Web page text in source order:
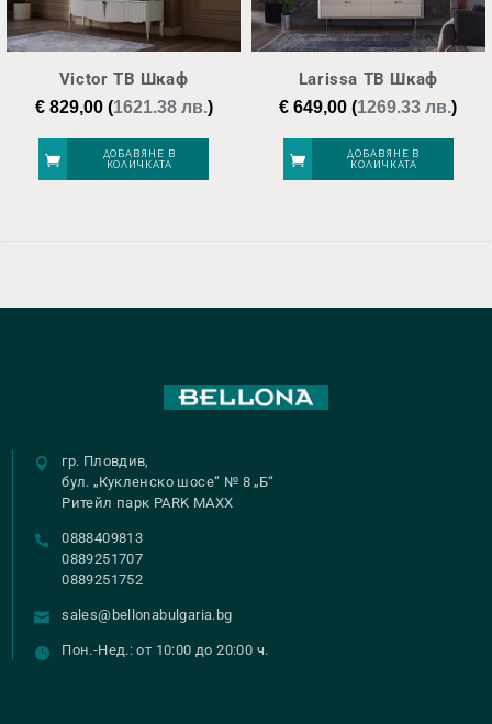
Victor ТВ Шкаф
€829,00(1621.38 лв.)
ДОБАВЯНЕ В
КОЛИЧКАТА
Larissa ТВ Шкаф
€ 649,00 (1269.33 лв.)
ДОБАВЯНЕ В
КОЛИЧКАТА
гр. Пловдив,
бул. „Кукленско шосе“ № 8 „Б“
Ритейл парк PARK MAXX
0888409813
0889251707
0889251752
sales@bellonabulgaria.bg
Пон.-Нед.: от 10:00 до 20:00 ч.